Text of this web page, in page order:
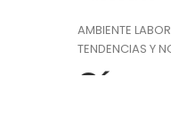
AMBIENTE
TENDENCIAS Y